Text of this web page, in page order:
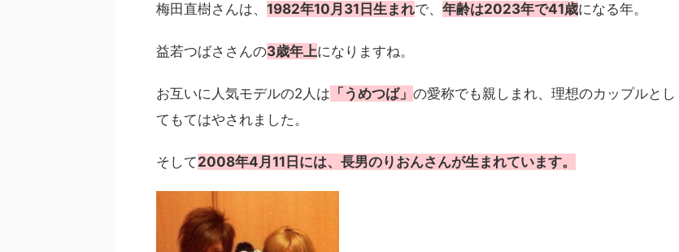
梅田直樹さんは、 1982年10月31日生まれで、 年齢は2023年で41歳になる年。
益若つばささんの3歳年上になりますね。
お互いに人気モデルの2人は 「うめつば」 の愛称でも親しまれ、理想のカップルとし
てもてはやされました。
そして2008年4月11日には、長男のりおんさんが生まれています。